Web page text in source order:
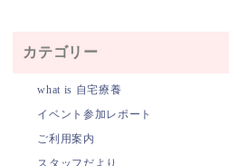
カテゴリー
what is 自宅療養
イベント参加レポート
ご利用案内
スタッフだより